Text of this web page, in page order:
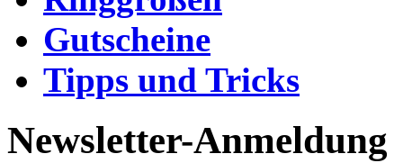
Gutscheine
Tipps und Tricks
Newsletter-Anmeldung